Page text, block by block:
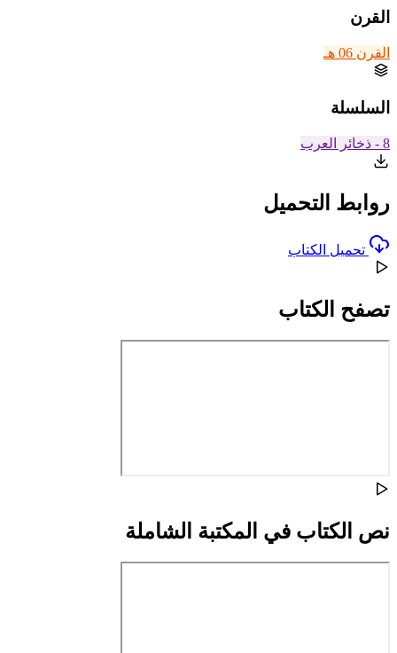
القرن
القرن 06 هـ
السلسلة
8 - ذخائر العرب
روابط التحميل
تحميل الكتاب
تصفح الكتاب
نص الكتاب في المكتبة الشاملة